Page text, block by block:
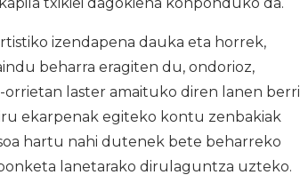
izendapena dauka eta horrek,
beharra eragiten du, ondorioz,
laster amaituko diren lanen berri
ekarpenak egiteko kontu zenbakiak
hartu nahi dutenek bete beharreko
lanetarako dirulaguntza uzteko.